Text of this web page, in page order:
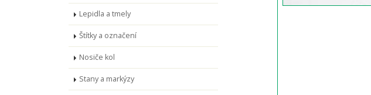
Lepidla a tmely
Štítky a označení
Nosiče kol
Stany a markýzy